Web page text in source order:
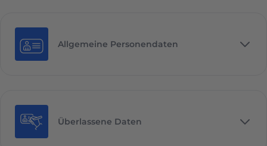
Allgemeine Personendaten
Überlassene Daten